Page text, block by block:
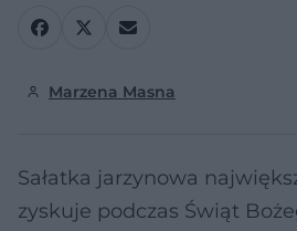
Marzena Masna
Sałatka jarzynowa
zyskuje podczas Świąt